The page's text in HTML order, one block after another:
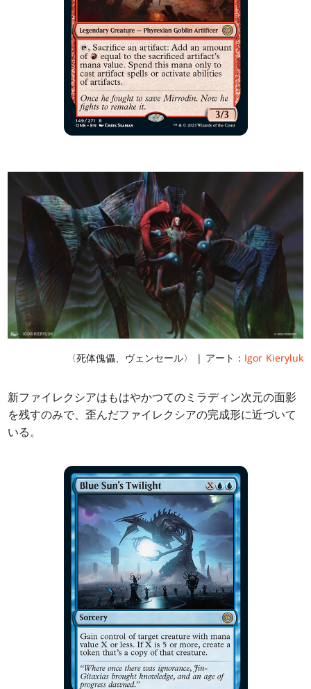
〈死体傀儡、ヴェンセール〉 | アート： Igor Kieryluk
新ファイレクシアはもはやかつてのミラディン次元の面影
を残すのみで、歪んだファイレクシアの完成形に近づいて
いる。